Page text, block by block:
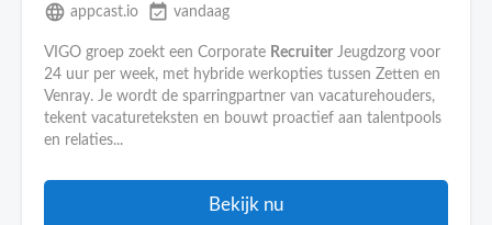
language appcast.io event_available vandaag
VIGO groep zoekt een Corporate Recruiter Jeugdzorg voor
24 uur per week, met hybride werkopties tussen Zetten en
Venray. Je wordt de sparringpartner van vacaturehouders,
tekent vacatureteksten en bouwt proactief aan talentpools
en relaties...
Bekijk nu